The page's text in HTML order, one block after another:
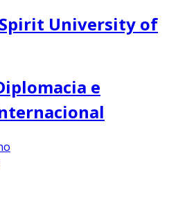
Spirit University of
e